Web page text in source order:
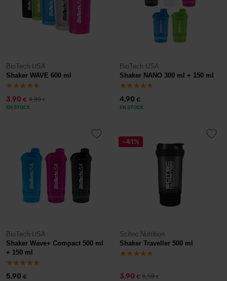
BioTech USA
Shaker WAVE 600 ml
3,90 € 4,99€
EN STOCK
BioTech USA
Shaker NANO 300 ml + 150 ml
4,90 €
EN STOCK
BioTech USA
Shaker Wave+ Compact 500 ml
+ 150 ml
5,90 €
-41%
Scitec Nutrition
Shaker Traveller 500 ml
3,90 € 6,59€